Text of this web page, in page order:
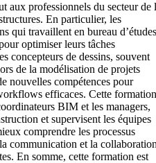
aux professionnels du secteur de
En particulier, les
qui travaillent en bureau d’études
optimiser leurs tâches
concepteurs de dessins, souvent
de la modélisation de projets
nouvelles compétences pour
efficaces. Cette formation
BIM et les managers,
et supervisent les équipes
comprendre les processus
communication et la
En somme, cette formation est